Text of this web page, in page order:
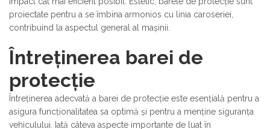
proiectate pentru a se îmbina armonios cu linia caroseriei,
contribuind la aspectul general al mașinii.
Întreținerea barei de
protecție
Întreținerea adecvată a barei de protecție este esențială pentru a
asigura funcționalitatea sa optimă și pentru a menține siguranța
vehiculului. Iată câteva aspecte importante de luat în